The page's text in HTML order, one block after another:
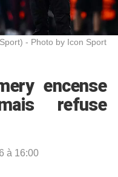
- Photo by Icon Sport
encense
refuse
à 16:00